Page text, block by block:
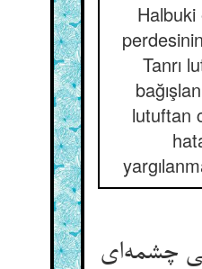
Tanrı
lutuftan
چشمه‌ای